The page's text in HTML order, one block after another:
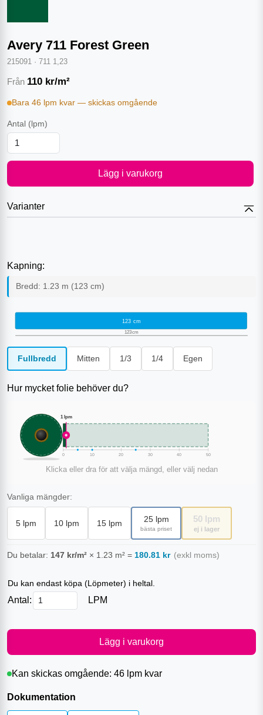
Avery 711 Forest Green
215091 · 711 1,23
Från 110 kr/m²
Bara 46 lpm kvar — skickas omgående
Antal (lpm)
Lägg i varukorg
Varianter
Kapning:
Bredd: 1.23 m (123 cm)
123 cm
123cm
Fullbredd Mitten 1/3 1/4 Egen
Hur mycket folie behöver du?
1lpm
0 10 20 30 40 50
Klicka eller dra för att välja mängd, eller välj nedan
Vanliga mängder:
5 lpm 10 lpm 15 lpm 25lpm
bästa priset
50 lpm
ej i lager
Du betalar: 147 kr/m² × 1.23 m² = 180.81 kr (exkl moms)
Du kan endast köpa (Löpmeter) i heltal.
Antal: LPM
Lägg i varukorg
Kan skickas omgående: 46 lpm kvar
Dokumentation